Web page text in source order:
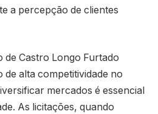
a percepção de clientes
de Castro Longo Furtado
de alta competitividade no
mercados é essencial
As licitações, quando